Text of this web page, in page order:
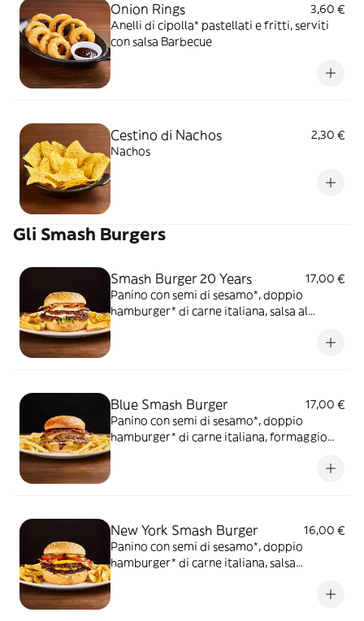
Onion Rings
3,60 €
Anelli di cipolla* pastellati e fritti, serviti
con salsa Barbecue
Cestino di Nachos
2,30 €
Nachos
Gli Smash Burgers
Smash Burger 20 Years
17,00 €
Panino con semi di sesamo*, doppio
hamburger* di carne italiana, salsa al
nostrano, insalata iceberg, salsa maionese
Blue Smash Burger
17,00 €
Panino con semi di sesamo*, doppio
hamburger* di carne italiana, formaggio
insalata iceberg, servito con patate* Fries e
New York Smash Burger
16,00 €
Panino con semi di sesamo*, doppio
hamburger* di carne italiana, salsa
insalata iceberg e cetriolini, accompagnato